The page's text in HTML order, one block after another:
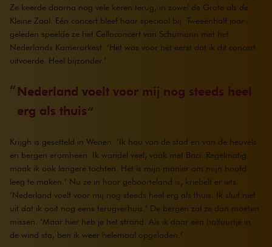
Ze keerde daarna nog vele keren terug, in zowel de Grote als de
Kleine Zaal. Eén concert bleef haar speciaal bij. Tweeënhalf jaar
geleden speelde ze het Celloconcert van Schumann met het
Nederlands Kamerorkest. ‘Het was voor het eerst dat ik dit concert
uitvoerde. Heel bijzonder.’
Nederland voelt voor mij nog steeds heel
erg als thuis
Krijgh is gesetteld in Wenen. ‘Ik hou van de stad en van de heuvels
en bergen eromheen. Ik wandel veel, vaak met Baci. Regelmatig
maak ik ook langere tochten. Het is mijn manier om mijn hoofd
leeg te maken.’ Nu ze in haar geboorteland is, kriebelt er iets.
‘Nederland voelt voor mij nog steeds heel erg als thuis. Ik sluit niet
uit dat ik ooit nog eens terugverhuis.’ De bergen zal ze dan moeten
missen. ‘Maar hier heb je het strand. Als ik daar een halfuurtje in
de wind sta, ben ik weer helemaal opgeladen.’